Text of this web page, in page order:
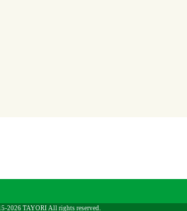
2026 TAYORI All rights reserved.